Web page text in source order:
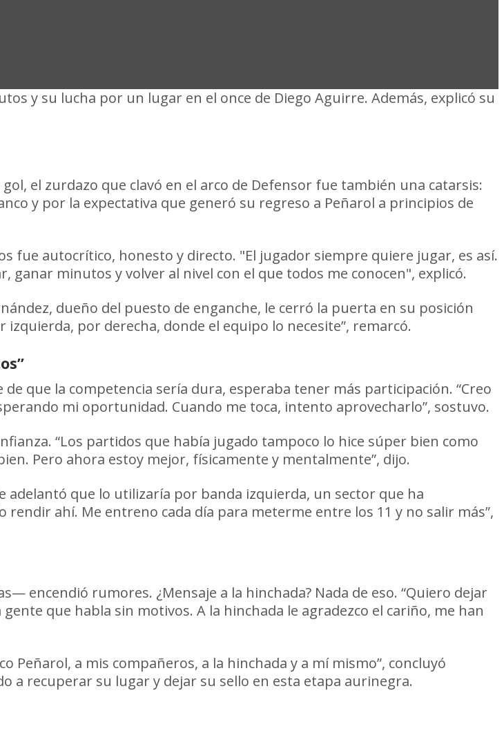
y su lucha por un lugar en el once de Diego Aguirre. Además, explicó su
el zurdazo que clavó en el arco de Defensor fue también una catarsis:
y por la expectativa que generó su regreso a Peñarol a principios de
fue autocrítico, honesto y directo. "El jugador siempre quiere jugar, es así.
minutos y volver al nivel con el que todos me conocen", explicó.
dueño del puesto de enganche, le cerró la puerta en su posición
por derecha, donde el equipo lo necesite”, remarcó.
que la competencia sería dura, esperaba tener más participación. “Creo
mi oportunidad. Cuando me toca, intento aprovecharlo”, sostuvo.
“Los partidos que había jugado tampoco lo hice súper bien como
Pero ahora estoy mejor, físicamente y mentalmente”, dijo.
adelantó que lo utilizaría por banda izquierda, un sector que ha
ahí. Me entreno cada día para meterme entre los 11 y no salir más”,
encendió rumores. ¿Mensaje a la hinchada? Nada de eso. “Quiero dejar
que habla sin motivos. A la hinchada le agradezco el cariño, me han
Peñarol, a mis compañeros, a la hinchada y a mí mismo”, concluyó
a recuperar su lugar y dejar su sello en esta etapa aurinegra.